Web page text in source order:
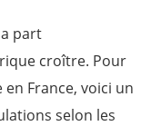
part
croître. Pour
France, voici un
selon les